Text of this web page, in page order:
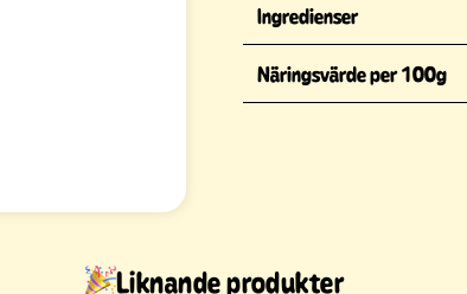
Ingredienser
Näringsvärde per 100g
Liknande produkter